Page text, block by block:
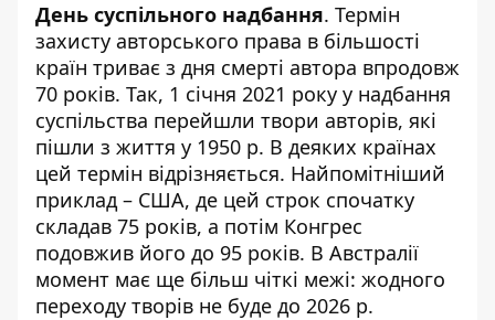
День суспільного надбання. Термін
захисту авторського права в більшості
країн триває з дня смерті автора впродовж
70 років. Так, 1 січня 2021 року у надбання
суспільства перейшли твори авторів, які
пішли з життя у 1950 р. В деяких країнах
цей термін відрізняється. Найпомітніший
приклад – США, де цей строк спочатку
складав 75 років, а потім Конгрес
подовжив його до 95 років. В Австралії
момент має ще більш чіткі межі: жодного
переходу творів не буде до 2026 р.